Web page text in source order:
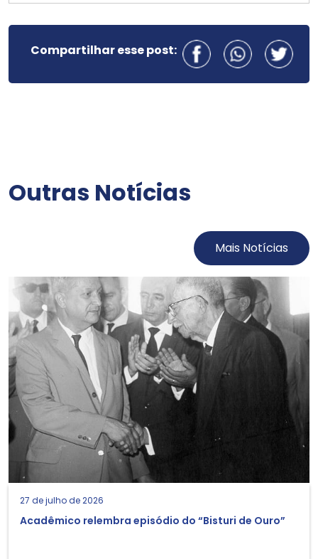
Compartilhar esse post:
Outras Notícias
Mais Notícias
27 de julho de 2026
Acadêmico relembra episódio do “Bisturi de Ouro”